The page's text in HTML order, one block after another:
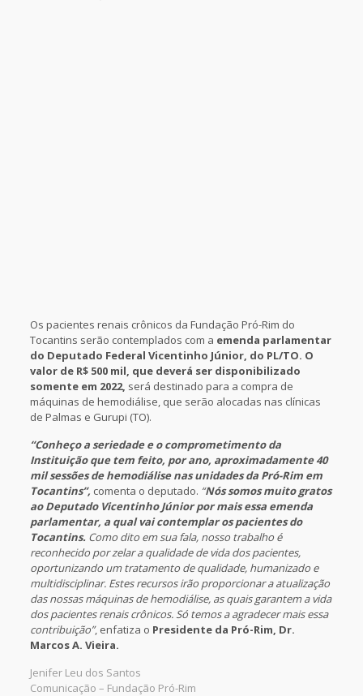
Os pacientes renais crônicos da Fundação Pró-Rim do
Tocantins serão contemplados com a emenda parlamentar
do Deputado Federal Vicentinho Júnior, do PL/TO. O
valor de R$ 500 mil, que deverá ser disponibilizado
somente em 2022, será destinado para a compra de
máquinas de hemodiálise, que serão alocadas nas clínicas
de Palmas e Gurupi (TO).
“Conheço a seriedade e o comprometimento da
Instituição que tem feito, por ano, aproximadamente 40
mil sessões de hemodiálise nas unidades da Pró-Rim em
Tocantins”, comenta o deputado. “Nós somos muito gratos
ao Deputado Vicentinho Júnior por mais essa emenda
parlamentar, a qual vai contemplar os pacientes do
Tocantins.Como dito em sua fala, nosso trabalho é
reconhecido por zelar a qualidade de vida dos pacientes,
oportunizando um tratamento de qualidade, humanizado e
multidisciplinar. Estes recursos irão proporcionar a atualização
das nossas máquinas de hemodiálise, as quais garantem a vida
dos pacientes renais crônicos. Só temos a agradecer mais essa
contribuição”, enfatiza o Presidente da Pró-Rim, Dr.
Marcos A. Vieira.
Jenifer Leu dos Santos
Comunicação – Fundação Pró-Rim